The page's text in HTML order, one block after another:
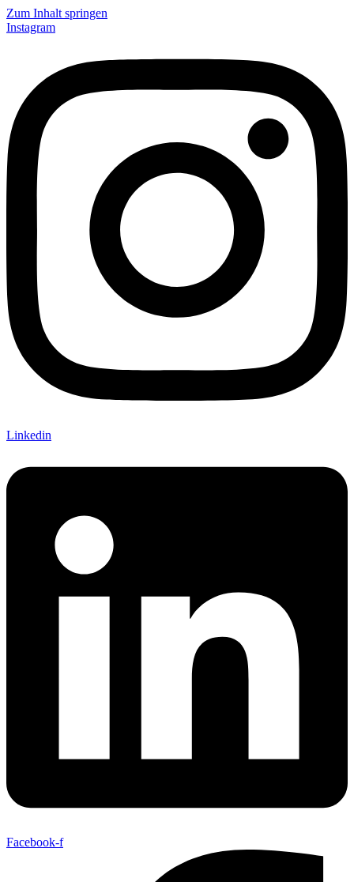
Zum Inhalt springen
Instagram
Linkedin
Facebook-f